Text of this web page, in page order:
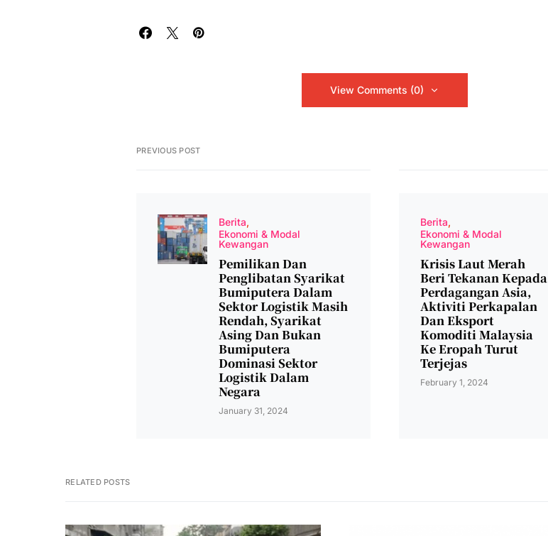
View Comments (0)
PREVIOUS POST
Berita
Ekonomi & Modal
Kewangan
Pemilikan Dan
Penglibatan Syarikat
Bumiputera Dalam
Sektor Logistik Masih
Rendah, Syarikat
Asing Dan Bukan
Bumiputera
Dominasi Sektor
Logistik Dalam
Negara
January 31, 2024
Berita
Ekonomi & Modal
Kewangan
Krisis Laut Merah
Beri Tekanan Kepada
Perdagangan Asia,
Aktiviti Perkapalan
Dan Eksport
Komoditi Malaysia
Ke Eropah Turut
Terjejas
February 1, 2024
RELATED POSTS